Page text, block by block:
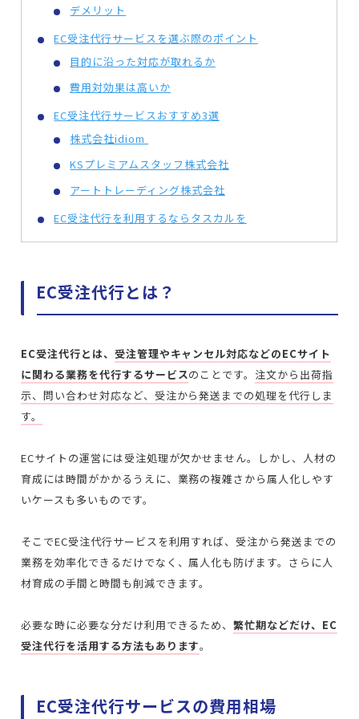
デメリット
EC受注代行サービスを選ぶ際のポイント
目的に沿った対応が取れるか
費用対効果は高いか
EC受注代行サービスおすすめ3選
株式会社idiom
KSプレミアムスタッフ株式会社
アートトレーディング株式会社
EC受注代行を利用するならタスカルを
EC受注代行とは？
EC受注代行とは、 受注管理やキャンセル対応などのECサイト
に関わる業務を代行するサービスのことです。 注文から出荷指
示、問い合わせ対応など、受注から発送までの処理を代行しま
す。
ECサイトの運営には受注処理が欠かせません。しかし、人材の
育成には時間がかかるうえに、業務の複雑さから属人化しやす
いケースも多いものです。
そこでEC受注代行サービスを利用すれば、受注から発送までの
業務を効率化できるだけでなく、属人化も防げます。さらに人
材育成の手間と時間も削減できます。
必要な時に必要な分だけ利用できるため、繁忙期などだけ、EC
受注代行を活用する方法もあります。
EC受注代行サービスの費用相場